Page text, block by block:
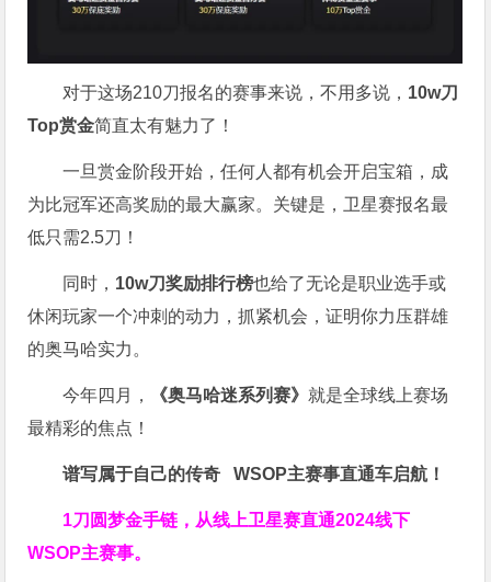
对于这场210刀报名的赛事来说，不用多说， 10w刀
Top赏金简直太有魅力了！
一旦赏金阶段开始，任何人都有机会开启宝箱，成
为比冠军还高奖励的最大赢家。关键是，卫星赛报名最
低只需2.5刀！
同时， 10w刀奖励排行榜也给了无论是职业选手或
休闲玩家一个冲刺的动力，抓紧机会，证明你力压群雄
的奥马哈实力。
今年四月， 《奥马哈迷系列赛》 就是全球线上赛场
最精彩的焦点！
谱写属于自己的传奇WSOP主赛事直通车启航！
1刀圆梦金手链，从线上卫星赛直通2024线下
WSOP主赛事。